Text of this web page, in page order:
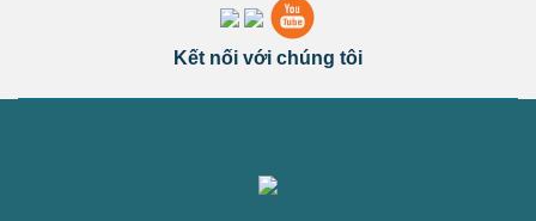
Kết nối với chúng tôi